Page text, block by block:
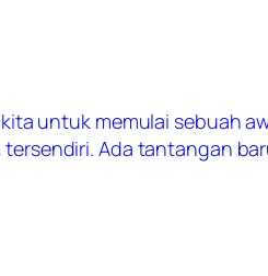
untuk memulai sebuah
Ada tantangan